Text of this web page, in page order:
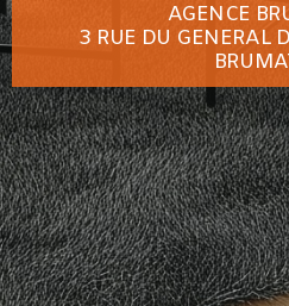
AGENCE
3 RUE DU GENERAL